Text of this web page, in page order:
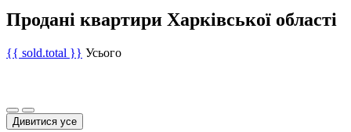
Продані квартири Харківської області
{{ sold.total }} Усього
Дивитися усе